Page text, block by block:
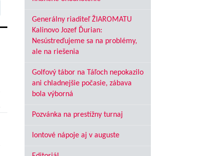
Generálny riaditeľ ŽIAROMATU
Kalinovo Jozef Ďurian:
Nesústreďujeme sa na problémy,
ale na riešenia
Golfový tábor na Táľoch nepokazilo
ani chladnejšie počasie, zábava
bola výborná
Pozvánka na prestížny turnaj
Iontové nápoje aj v auguste